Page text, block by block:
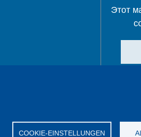
COOKIE-EINSTELLUNGEN
Этот